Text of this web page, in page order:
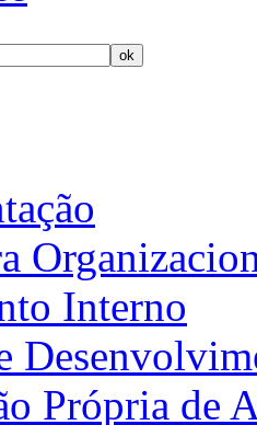
Interno
Própria de